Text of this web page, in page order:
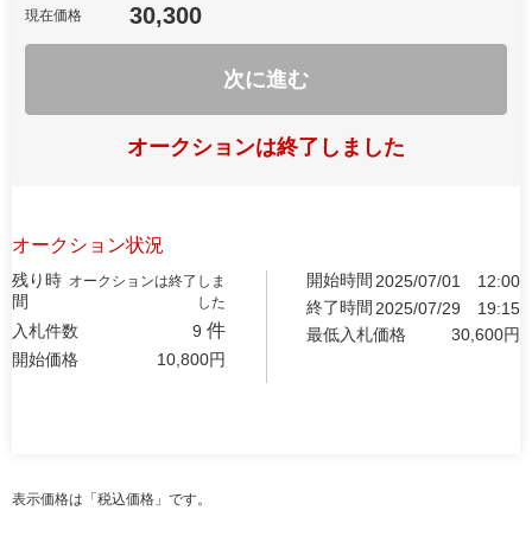
現在価格 30,300
次に進む
オークションは終了しました
オークション状況
残り時
間
オークションは終了しま
した
入札件数 9 件
開始価格 10,800円
開始時間 2025/07/01
12:00
終了時間 2025/07/29
19:15
最低入札価格
30,600円
表示価格は「税込価格」です。